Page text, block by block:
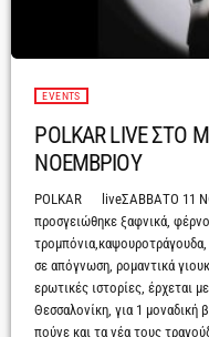
EVENTS
POLKAR LIVE ΣΤΟ
ΝΟΕΜΒΡΙΟΥ
POLKAR liveΣΑΒΒΑΤΟ 11
προσγειώθηκε ξαφνικά,
σε απόγνωση, ρομαντικά
ερωτικές ιστορίες, έρχεται
Θεσσαλονίκη, για 1 μοναδική
πούνε και τα νέα τους